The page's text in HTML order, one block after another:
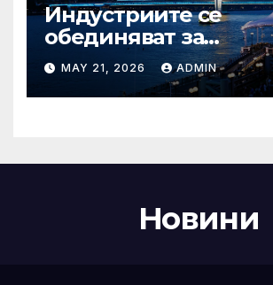
Индустриите се
обединяват за
висококачествен
културния и
туристическия
MAY 21, 2026 ADMIN
Новини